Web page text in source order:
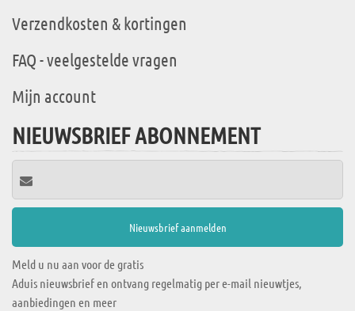
Verzendkosten & kortingen
FAQ - veelgestelde vragen
Mijn account
NIEUWSBRIEF ABONNEMENT
Meld u nu aan voor de gratis
Aduis nieuwsbrief en ontvang regelmatig per e-mail nieuwtjes,
aanbiedingen en meer